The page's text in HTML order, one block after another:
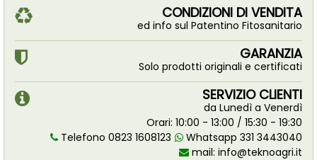
CONDIZIONI DI VENDITA
ed info sul Patentino Fitosanitario
GARANZIA
Solo prodotti originali e certificati
SERVIZIO CLIENTI
da Lunedì a Venerdì
Orari: 10:00 - 13:00 / 15:30 - 19:30
Telefono 0823 1608123
Whatsapp 331 3443040
mail: info@teknoagri.it